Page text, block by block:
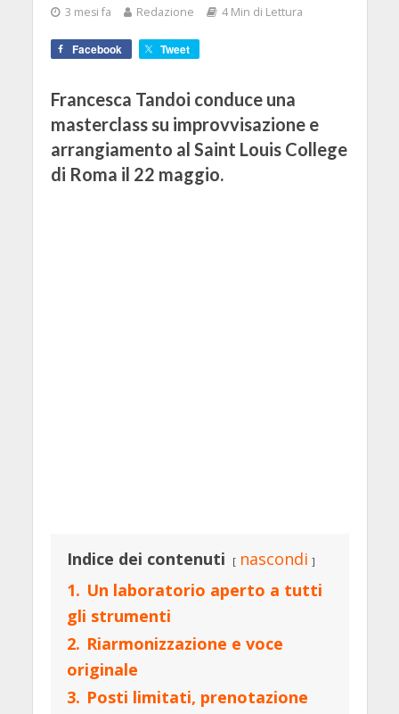
3 mesi fa Redazione 4 Min di Lettura
Facebook Tweet
Francesca Tandoi conduce una
masterclass su improvvisazione e
arrangiamento al Saint Louis College
di Roma il 22 maggio.
Indice dei contenuti
nascondi
1. Un laboratorio aperto a tutti
gli strumenti
2. Riarmonizzazione e voce
originale
3. Posti limitati, prenotazione